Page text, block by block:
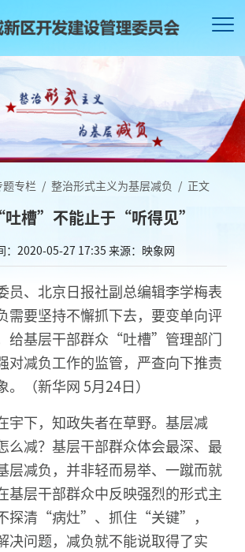
题专栏 / 整治形式主义为基层减负 / 正文
槽”不能止于“听得见”
：2020-05-27 17:35来源：映象网
员、北京日报社副总编辑李学梅表
需要坚持不懈抓下去，要变单向评
给基层干部群众“吐槽”管理部门
对减负工作的监管，严查向下推责
（新华网 5月24日）
宇下，知政失者在草野。基层减
么减？基层干部群众体会最深、最
层减负，并非轻而易举、一蹴而就
基层干部群众中反映强烈的形式主
探清“病灶”、抓住“关键”，
问题，减负就不能说取得了实